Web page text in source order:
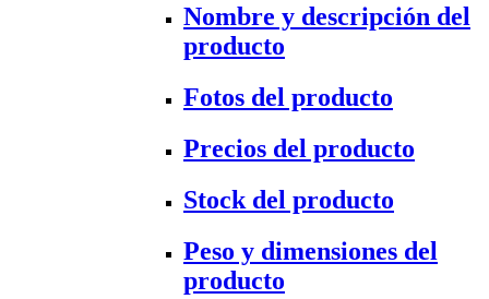
Nombre y descripción del
producto
Fotos del producto
Precios del producto
Stock del producto
Peso y dimensiones del
producto